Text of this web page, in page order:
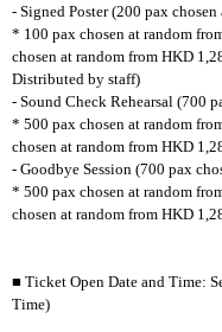
- Signed Poster (200 pax chosen
* 100 pax chosen at random
chosen at random from HKD
Distributed by staff)
- Sound Check Rehearsal (700
* 500 pax chosen at random
chosen at random from HKD
- Goodbye Session (700 pax
* 500 pax chosen at random
chosen at random from HKD
■ Ticket Open Date and Time:
Time)